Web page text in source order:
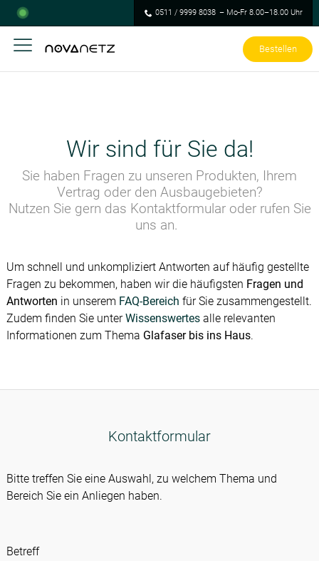
0511 / 9999 8038 – Mo-Fr 8.00–18.00 Uhr
Bestellen
Wir sind für Sie da!
Sie haben Fragen zu unseren Produkten, Ihrem
Vertrag oder den Ausbaugebieten?
Nutzen Sie gern das Kontaktformular oder rufen Sie
uns an.
Um schnell und unkompliziert Antworten auf häufig gestellte
Fragen zu bekommen, haben wir die häufigsten Fragen und
Antworten in unserem FAQ-Bereich für Sie zusammengestellt.
Zudem finden Sie unterWissenswertes alle relevanten
Informationen zum Thema Glafaser bis ins Haus.
Kontaktformular
Bitte treffen Sie eine Auswahl, zu welchem Thema und
Bereich Sie ein Anliegen haben.
Betreff